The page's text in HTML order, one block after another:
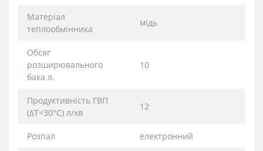
Матеріал
теплообмінника
мідь
Обсяг
розширювального
бака л.
10
Продуктивність ГВП
(ΔT=30°C) л/хв
12
Розпал електронний